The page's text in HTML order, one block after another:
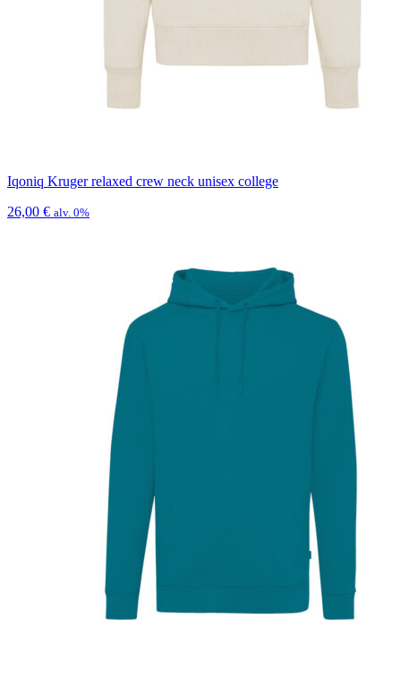
Iqoniq Kruger relaxed crew neck unisex college
26,00 € alv. 0%